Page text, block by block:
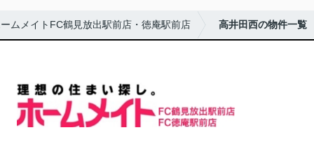
ムメイトFC鶴見放出駅前店・徳庵駅前店 高井田西の物件一覧